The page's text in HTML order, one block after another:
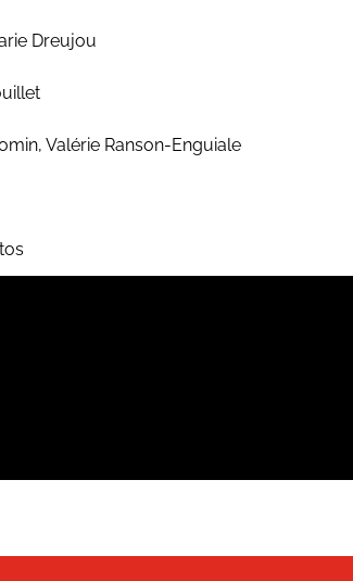
Dreujou
Valérie Ranson-Enguiale